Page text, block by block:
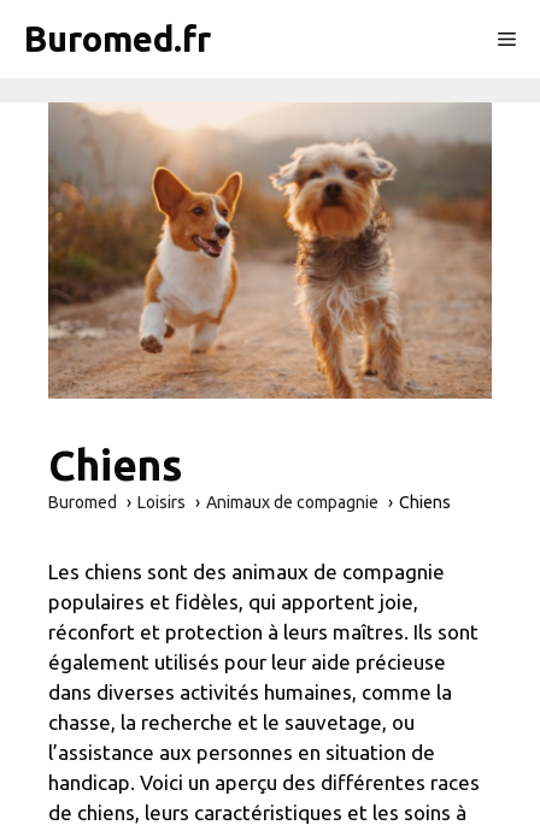
Buromed.fr
Chiens
Buromed Loisirs Animaux de compagnie Chiens
Les chiens sont des animaux de compagnie
populaires et fidèles, qui apportent joie,
réconfort et protection à leurs maîtres. Ils sont
également utilisés pour leur aide précieuse
dans diverses activités humaines, comme la
chasse, la recherche et le sauvetage, ou
l’assistance aux personnes en situation de
handicap. Voici un aperçu des différentes races
de chiens, leurs caractéristiques et les soins à